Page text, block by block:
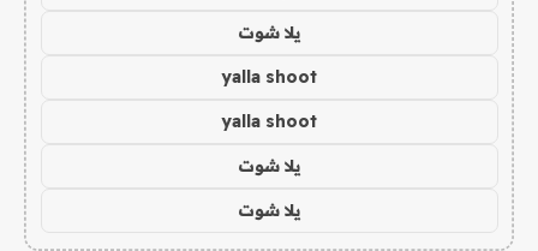
يلا شوت
yalla shoot
yalla shoot
يلا شوت
يلا شوت